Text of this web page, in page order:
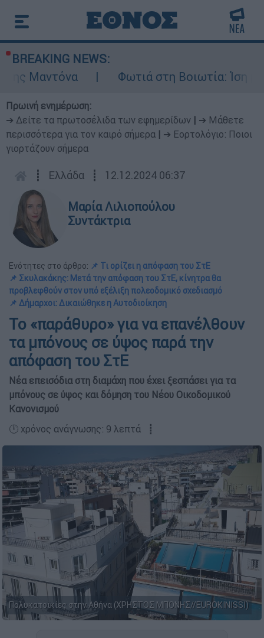
BREAKING NEWS:
Φωτιά στη Βοιωτία: Ίση με έξι
Πρωινή ενημέρωση:
➔ Δείτε τα πρωτοσέλιδα των εφημερίδων
➔ Μάθετε
περισσότερα για τον καιρό σήμερα
➔ Εορτολόγιο: Ποιοι
γιορτάζουν σήμερα
┋ Ελλάδα ┋ 12.12.2024 06:37
Μαρία Λιλιοπούλου
Συντάκτρια
Ενότητες στο άρθρο: 📌 Τι ορίζει η απόφαση του ΣτΕ
📌 Σκυλακάκης: Μετά την απόφαση του ΣτΕ, κίνητρα θα
προβλεφθούν στον υπό εξέλιξη πολεοδομικό σχεδιασμό
📌 Δήμαρχοι: Δικαιώθηκε η Αυτοδιοίκηση
Το «παράθυρο» για να επανέλθουν
τα μπόνους σε ύψος παρά την
απόφαση του ΣτΕ
Νέα επεισόδια στη διαμάχη που έχει ξεσπάσει για τα
μπόνους σε ύψος και δόμηση του Νέου Οικοδομικού
Κανονισμού
🕛 χρόνος ανάγνωσης: 9 λεπτά ┋
Πολυκατοικίες στην Αθήνα (ΧΡΗΣΤΟΣ ΜΠΟΝΗΣ//EUROKINISSI)